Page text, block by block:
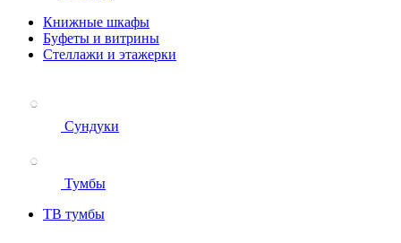
Книжные шкафы
Буфеты и витрины
Стеллажи и этажерки
Сундуки
Тумбы
ТВ тумбы